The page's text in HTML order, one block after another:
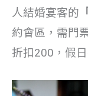
人結婚宴客的
約會區，需門
折扣200，假